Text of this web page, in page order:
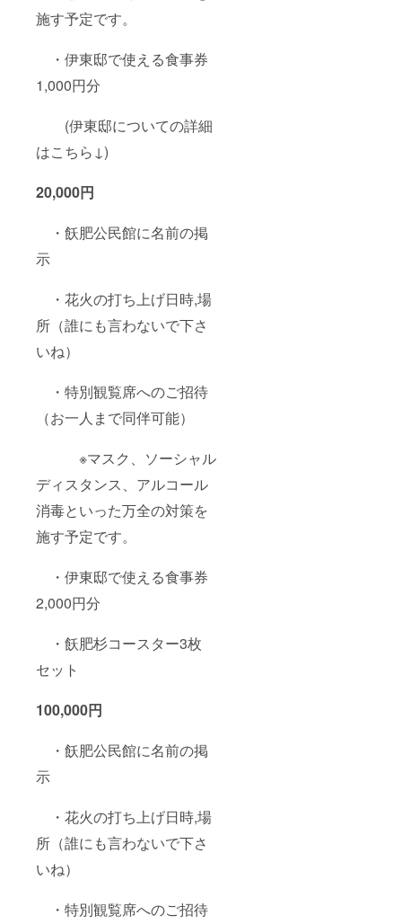
施す予定です。
・伊東邸で使える食事券
1,000円分
(伊東邸についての詳細
はこちら↓)
20,000円
・飫肥公民館に名前の掲
示
・花火の打ち上げ日時,場
所（誰にも言わないで下さ
いね）
・特別観覧席へのご招待
（お一人まで同伴可能）
※マスク、ソーシャル
ディスタンス、アルコール
消毒といった万全の対策を
施す予定です。
・伊東邸で使える食事券
2,000円分
・飫肥杉コースター3枚
セット
100,000円
・飫肥公民館に名前の掲
示
・花火の打ち上げ日時,場
所（誰にも言わないで下さ
いね）
・特別観覧席へのご招待